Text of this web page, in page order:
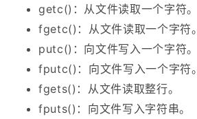
getc()：从文件读取一个字符。
fgetc()：从文件读取一个字符。
putc()：向文件写入一个字符。
fputc()：向文件写入一个字符。
fgets()：从文件读取整行。
fputs()：向文件写入字符串。